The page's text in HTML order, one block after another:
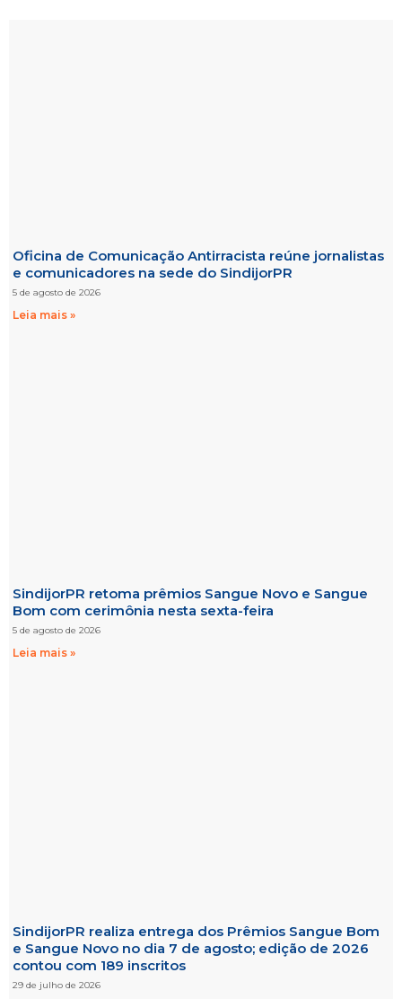
Oficina de Comunicação Antirracista reúne jornalistas
e comunicadores na sede do SindijorPR
5 de agosto de 2026
Leia mais »
SindijorPR retoma prêmios Sangue Novo e Sangue
Bom com cerimônia nesta sexta-feira
5 de agosto de 2026
Leia mais »
SindijorPR realiza entrega dos Prêmios Sangue Bom
e Sangue Novo no dia 7 de agosto; edição de 2026
contou com 189 inscritos
29 de julho de 2026